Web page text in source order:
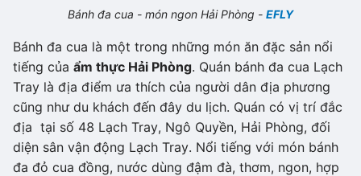
Bánh đa cua - món ngon Hải Phòng - EFLY
Bánh đa cua là một trong những món ăn đặc sản nổi
tiếng của ẩm thực Hải Phòng. Quán bánh đa cua Lạch
Tray là địa điểm ưa thích của người dân địa phương
cũng như du khách đến đây du lịch. Quán có vị trí đắc
địa tại số 48 Lạch Tray, Ngô Quyền, Hải Phòng, đối
diện sân vận động Lạch Tray. Nổi tiếng với món bánh
đa đỏ cua đồng, nước dùng đậm đà, thơm, ngon, hợp